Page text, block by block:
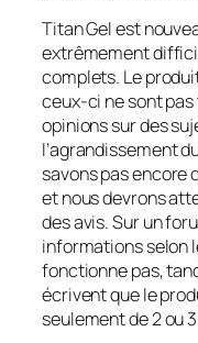
Titan Gel est
extrêmement
complets. Le
ceux-ci ne sont
opinions sur des
l’agrandissement
savons pas encore
et nous devrons
des avis. Sur un
informations selon
fonctionne pas,
écrivent que le
seulement de 2 ou